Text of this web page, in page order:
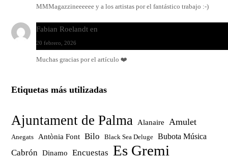
MMMagazzineeeeee y a los artistas por el fantástico trabajo :-)
Fabian Roelandt en
20 febrero, 2026
Muchas gracias por el artículo ❤️
Etiquetas más utilizadas
Ajuntament de Palma Alanaire Amulet
Anegats Antònia Font Bilo Black Sea Deluge Bubota Música
Cabrón Dinamo Encuestas Es Gremi